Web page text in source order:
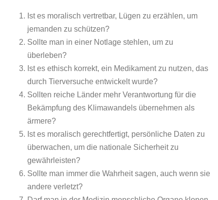
Ist es moralisch vertretbar, Lügen zu erzählen, um
jemanden zu schützen?
Sollte man in einer Notlage stehlen, um zu
überleben?
Ist es ethisch korrekt, ein Medikament zu nutzen, das
durch Tierversuche entwickelt wurde?
Sollten reiche Länder mehr Verantwortung für die
Bekämpfung des Klimawandels übernehmen als
ärmere?
Ist es moralisch gerechtfertigt, persönliche Daten zu
überwachen, um die nationale Sicherheit zu
gewährleisten?
Sollte man immer die Wahrheit sagen, auch wenn sie
andere verletzt?